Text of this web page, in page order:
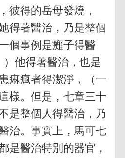
彼得的岳母發燒，
得著醫治，乃是整個
個事例是癱子得醫
）他得著醫治，也是
痳瘋者得潔淨，（一
樣。但是，七章三十
是整個人得醫治，乃
治。事實上，馬可七
是醫治特別的器官，